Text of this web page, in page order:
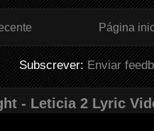
Página
Subscrever:Enviar
- Leticia 2 Lyric